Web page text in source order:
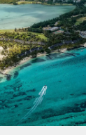
in workflows
HR-
HR en payroll
met HR
grote bedrijven